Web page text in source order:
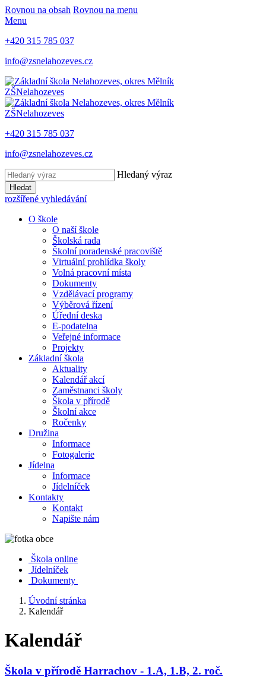
Rovnou na obsah Rovnou na menu
Menu
+420 315 785 037
info@zsnelahozeves.cz
ZŠNelahozeves
ZŠNelahozeves
+420 315 785 037
info@zsnelahozeves.cz
Hledaný výraz
Hledat
rozšířené vyhledávání
O škole
O naší škole
Školská rada
Školní poradenské pracoviště
Virtuální prohlídka školy
Volná pracovní místa
Dokumenty
Vzdělávací programy
Výběrová řízení
Úřední deska
E-podatelna
Veřejné informace
Projekty
Základní škola
Aktuality
Kalendář akcí
Zaměstnanci školy
Škola v přírodě
Školní akce
Ročenky
Družina
Informace
Fotogalerie
Jídelna
Informace
Jídelníček
Kontakty
Kontakt
Napište nám
Škola online
Jídelníček
Dokumenty
Úvodní stránka
Kalendář
Kalendář
Škola v přírodě Harrachov - 1.A, 1.B, 2. roč.